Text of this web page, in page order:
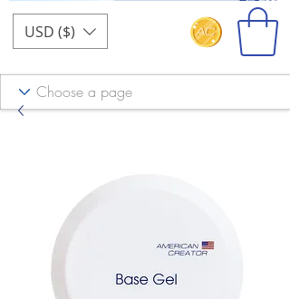
USD ($)